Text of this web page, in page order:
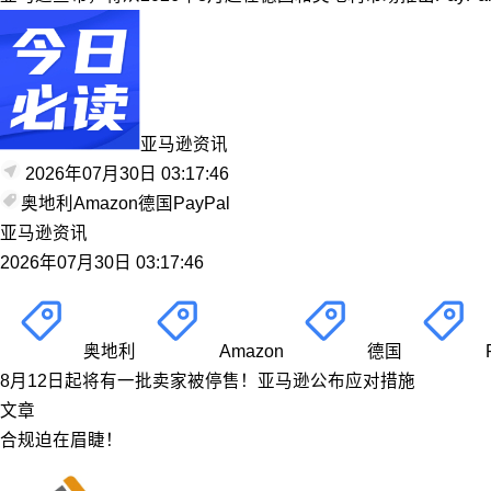
亚马逊资讯
2026年07月30日 03:17:46
奥地利 Amazon德国 PayPal
亚马逊资讯
2026年07月30日 03:17:46
奥地利 Amazon 德国
8月12日起将有一批卖家被停售！亚马逊公布应对措施
文章
合规迫在眉睫！